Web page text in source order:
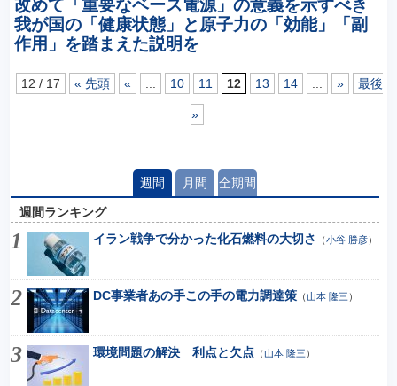
改めて「重要なベース電源」の意義を示すべき
我が国の「健康状態」と原子力の「効能」「副
作用」を踏まえた説明を
12 / 17 « 先頭 « 10 11 12 13 14 » 最後
»
週間 月間 全期間
週間ランキング
イラン戦争で分かった化石燃料の大切さ
（小谷 勝彦）
DC事業者あの手この手の電力調達策（山本 隆三 ）
環境問題の解決 利点と欠点 （山本 隆三 ）